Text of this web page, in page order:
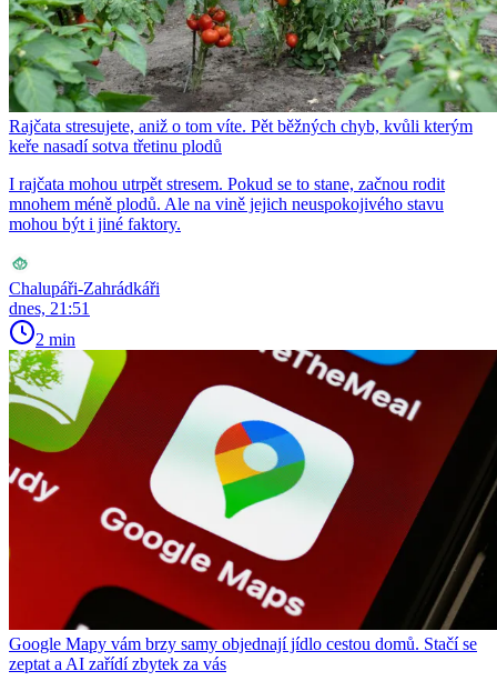
Rajčata stresujete, aniž o tom víte. Pět běžných chyb, kvůli kterým
keře nasadí sotva třetinu plodů
I rajčata mohou utrpět stresem. Pokud se to stane, začnou rodit
mnohem méně plodů. Ale na vině jejich neuspokojivého stavu
mohou být i jiné faktory.
Chalupáři-Zahrádkáři
dnes, 21:51
2 min
Google Mapy vám brzy samy objednají jídlo cestou domů. Stačí se
zeptat a AI zařídí zbytek za vás